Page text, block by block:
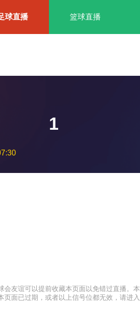
球直播 篮球直播
1
友谊可以提前收藏本页面以免错过直播。
面已过期，或者以上信号位都无效，请进入